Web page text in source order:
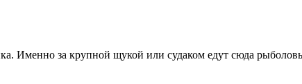
Именно за крупной щукой или судаком едут сюда